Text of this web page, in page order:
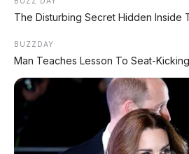
Irit Banget Buat Commuter
Buat urusan irit, Brio ini juara.
Jakarta pp setiap hari,
The Disturbing Secret Hidden Inside
BUZZDAY
Man Teaches Lesson To Seat-